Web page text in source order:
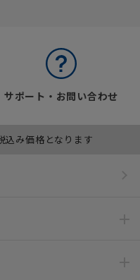
サポート・お問い合わせ
込み価格となります